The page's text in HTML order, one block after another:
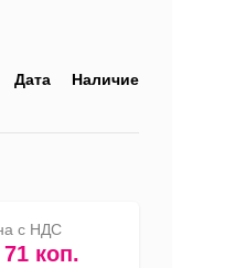
Дата Наличие
с НДС
коп.